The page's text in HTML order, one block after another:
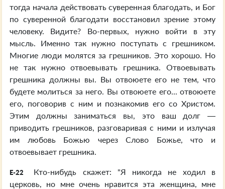
тогда начала действовать суверенная благодать, и Бог
по суверенной благодати восстановил зрение этому
человеку. Видите? Во-первых, нужно войти в эту
мысль. Именно так нужно поступать с грешником.
Многие люди молятся за грешников. Это хорошо. Но
не так нужно отвоевывать грешника. Отвоевывать
грешника должны вы. Вы отвоюете его не тем, что
будете молиться за него. Вы отвоюете его... отвоюете
его, поговорив с ним и познакомив его со Христом.
Этим должны заниматься вы, это ваш долг —
приводить грешников, разговаривая с ними и излучая
им любовь Божью через Слово Божье, что и
отвоевывает грешника.
E-22
Кто-нибудь скажет: "Я никогда не ходил в
церковь, но мне очень нравится эта женщина, мне